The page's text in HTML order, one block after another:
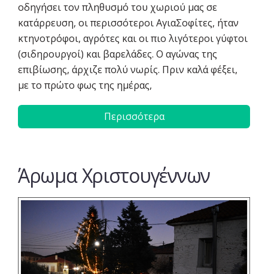
οδηγήσει τον πληθυσμό του χωριού μας σε
κατάρρευση, οι περισσότεροι ΑγιαΣοφίτες, ήταν
κτηνοτρόφοι, αγρότες και οι πιο λιγότεροι γύφτοι
(σιδηρουργοί) και βαρελάδες. Ο αγώνας της
επιβίωσης, άρχιζε πολύ νωρίς. Πριν καλά φέξει,
με το πρώτο φως της ημέρας,
Περισσότερα
Άρωμα Χριστουγέννων